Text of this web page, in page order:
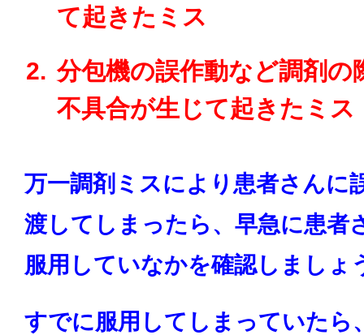
て起きたミス
分包機の誤作動など調剤の
不具合が生じて起きたミス
万一調剤ミスにより患者さんに
渡してしまったら、早急に患者
服用していなかを確認しましょ
すでに服用してしまっていたら